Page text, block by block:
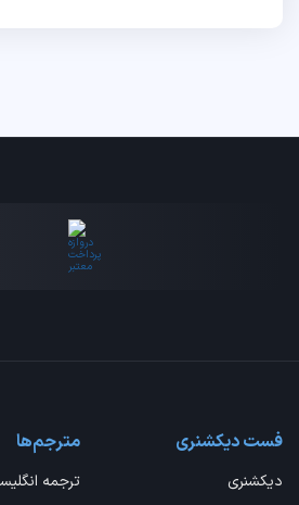
فست دیکشنری
دیکشنری
مترجم‌ها
ترجمه